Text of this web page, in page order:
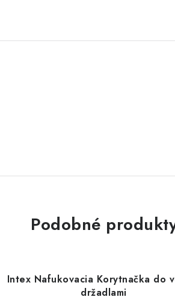
Podobné
Intex Nafukovacia Korytnačka do
držadlami